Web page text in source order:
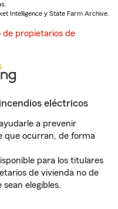
Intelligence y State Farm Archive.
de propietarios de
eléctricos
a prevenir
que ocurran, de forma
para los titulares
de vivienda no de
elegibles.